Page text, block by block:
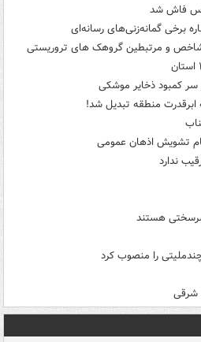
برخی گمانه‌زنی‌های رسانه‌ای
کمبود ذخایر موشکی
به ابرقدرت منطقه تبدیل شد!
ندارد
سرسختی هستند
چندملیتی را منصوب کرد
شرقی